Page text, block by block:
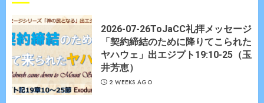
2026-07-26ToJaCC礼拝メッセージ
「契約締結のために降りてこられた
ヤハウェ」出エジプト19:10-25（玉
井芳恵）
2 WEEKS AGO